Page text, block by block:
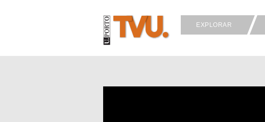
EXPLORAR